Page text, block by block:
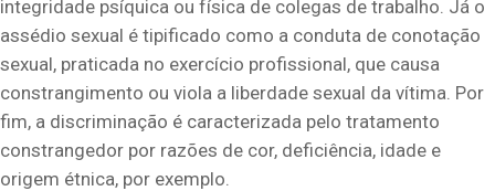
integridade psíquica ou física de colegas de trabalho. Já o
assédio sexual é tipificado como a conduta de conotação
sexual, praticada no exercício profissional, que causa
constrangimento ou viola a liberdade sexual da vítima. Por
fim, a discriminação é caracterizada pelo tratamento
constrangedor por razões de cor, deficiência, idade e
origem étnica, por exemplo.